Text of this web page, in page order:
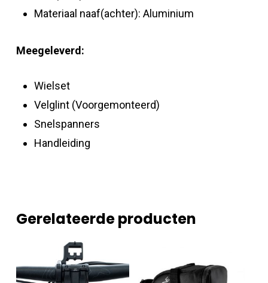
Materiaal naaf(achter): Aluminium
Meegeleverd:
Wielset
Velglint (Voorgemonteerd)
Snelspanners
Handleiding
Gerelateerde producten